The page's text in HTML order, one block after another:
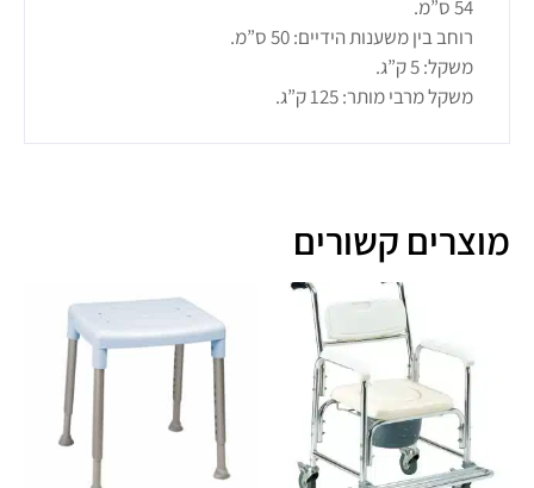
54 ס”מ.
רוחב בין משענות הידיים: 50 ס”מ.
משקל: 5 ק”ג.
משקל מרבי מותר: 125 ק”ג.
מוצרים קשורים